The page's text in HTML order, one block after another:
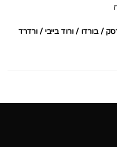
/ בורדו / ורוד בייבי / ורדרד